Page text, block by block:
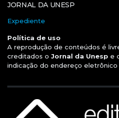
JORNAL DA UNESP
Expediente
Política de uso
A reprodução de conteúdos é
creditados o Jornal da Unesp e
indicação do endereço eletrônico